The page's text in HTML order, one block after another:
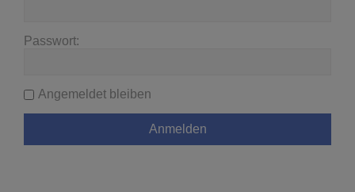
Passwort:
Angemeldet bleiben